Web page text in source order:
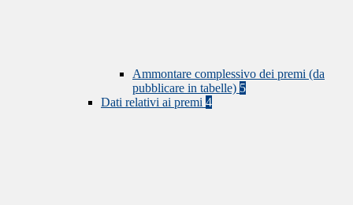
Ammontare complessivo dei premi (da
pubblicare in tabelle) 5
Dati relativi ai premi 4